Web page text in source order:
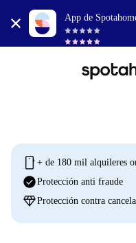
App de
mobile + de 180 mil alquileres
check_circleProtección anti fraude
diamondProtección contra